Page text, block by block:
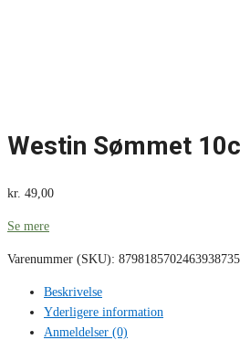
Westin Sømmet
kr. 49,00
Se mere
Varenummer (SKU): 8798185702463938735
Beskrivelse
Yderligere information
Anmeldelser (0)